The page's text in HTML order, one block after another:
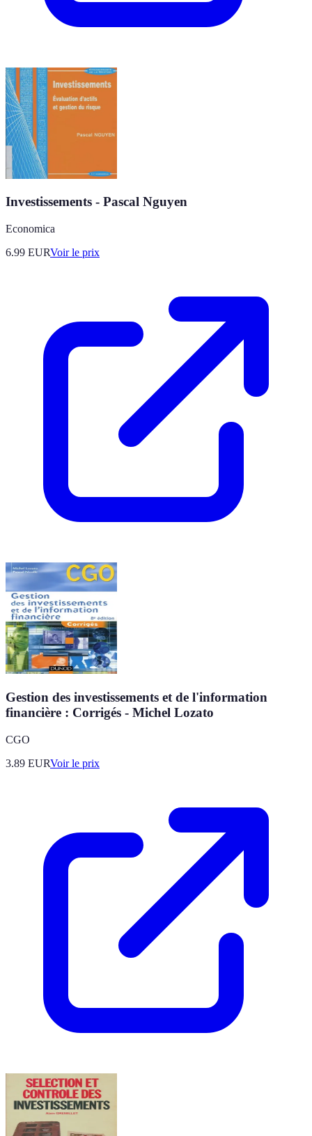
Investissements - Pascal Nguyen
Economica
6.99 EURVoir le prix
Gestion des investissements et de l'information
financière : Corrigés - Michel Lozato
CGO
3.89 EURVoir le prix